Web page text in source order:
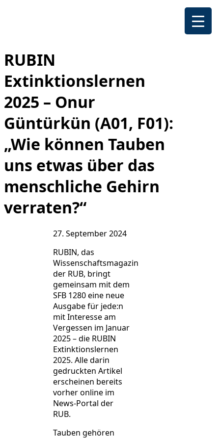
RUBIN
Extinktionslernen
2025 – Onur
Güntürkün (A01, F01):
„Wie können Tauben
uns etwas über das
menschliche Gehirn
verraten?“
27. September 2024
RUBIN, das
Wissenschaftsmagazin
der RUB, bringt
gemeinsam mit dem
SFB 1280 eine neue
Ausgabe für jede:n
mit Interesse am
Vergessen im Januar
2025 – die RUBIN
Extinktionslernen
2025. Alle darin
gedruckten Artikel
erscheinen bereits
vorher online im
News-Portal der
RUB.
Tauben gehören